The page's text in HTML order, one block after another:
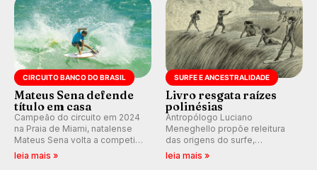
CIRCUITO BANCO DO BRASIL
Mateus Sena defende
título em casa
Campeão do circuito em 2024
na Praia de Miami, natalense
Mateus Sena volta a competir
em casa em busca de manter a
leia mais »
SURFE E ANCESTRALIDADE
Livro resgata raízes
polinésias
Antropólogo Luciano
Meneghello propõe releitura
das origens do surfe,
resgatando a cultura polinésia
leia mais »